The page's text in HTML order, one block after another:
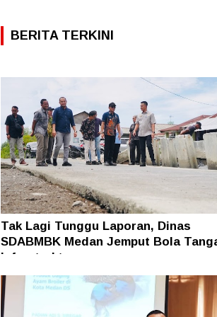
BERITA TERKINI
Tak Lagi Tunggu Laporan, Dinas
SDABMBK Medan Jemput Bola
Infrastruktur